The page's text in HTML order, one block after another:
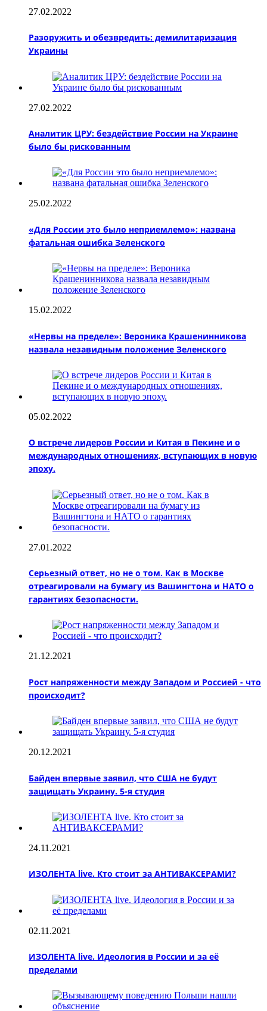
27.02.2022
Разоружить и обезвредить: демилитаризация
Украины
27.02.2022
Аналитик ЦРУ: бездействие России на Украине
было бы рискованным
25.02.2022
«Для России это было неприемлемо»: названа
фатальная ошибка Зеленского
15.02.2022
«Нервы на пределе»: Вероника Крашенинникова
назвала незавидным положение Зеленского
05.02.2022
О встрече лидеров России и Китая в Пекине и о
международных отношениях, вступающих в новую
эпоху.
27.01.2022
Серьезный ответ, но не о том. Как в Москве
отреагировали на бумагу из Вашингтона и НАТО о
гарантиях безопасности.
21.12.2021
Рост напряженности между Западом и Россией - что
происходит?
20.12.2021
Байден впервые заявил, что США не будут
защищать Украину. 5-я студия
24.11.2021
ИЗОЛЕНТА live. Кто стоит за АНТИВАКСЕРАМИ?
02.11.2021
ИЗОЛЕНТА live. Идеология в России и за её
пределами